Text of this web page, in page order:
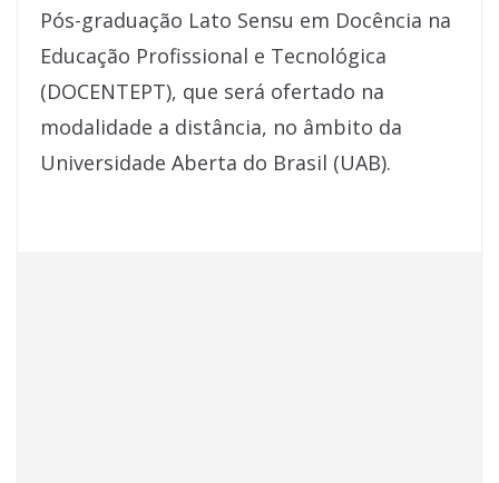
Pós-graduação Lato Sensu em Docência na
Educação Profissional e Tecnológica
(DOCENTEPT), que será ofertado na
modalidade a distância, no âmbito da
Universidade Aberta do Brasil (UAB).